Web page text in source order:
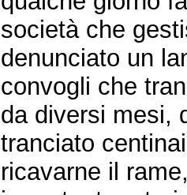
società che
denunciato un
convogli che
da diversi mesi,
tranciato
ricavarne il